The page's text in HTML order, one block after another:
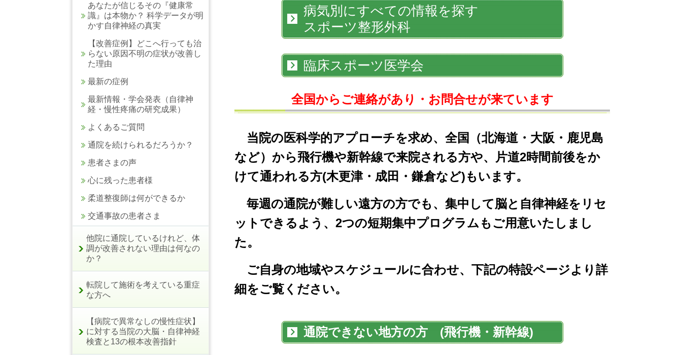
病気別にすべての情報を探す
スポーツ整形外科
臨床スポーツ医学会
全国からご連絡があり・お問合せが来ています
当院の医科学的アプローチを求め、全国（北海道・大阪・鹿児島
など）から飛行機や新幹線で来院される方や、片道2時間前後をか
けて通われる方(木更津・成田・鎌倉など)もいます。
毎週の通院が難しい遠方の方でも、集中して脳と自律神経をリセ
ットできるよう、2つの短期集中プログラムもご用意いたしまし
た。
ご自身の地域やスケジュールに合わせ、下記の特設ページより詳
細をご覧ください。
通院できない地方の方 (飛行機・新幹線)
あなたが信じるその『健康常
識』は本物か？ 科学データが明
かす自律神経の真実
【改善症例】どこへ行っても治
らない原因不明の症状が改善し
た理由
最新の症例
最新情報・学会発表（自律神
経・慢性疼痛の研究成果）
よくあるご質問
通院を続けられるだろうか？
患者さまの声
心に残った患者様
柔道整復師は何ができるか
交通事故の患者さま
他院に通院しているけれど、体
調が改善されない理由は何なの
か？
転院して施術を考えている重症
な方へ
【病院で異常なしの慢性症状】
に対する当院の大脳・自律神経
検査と13の根本改善指針